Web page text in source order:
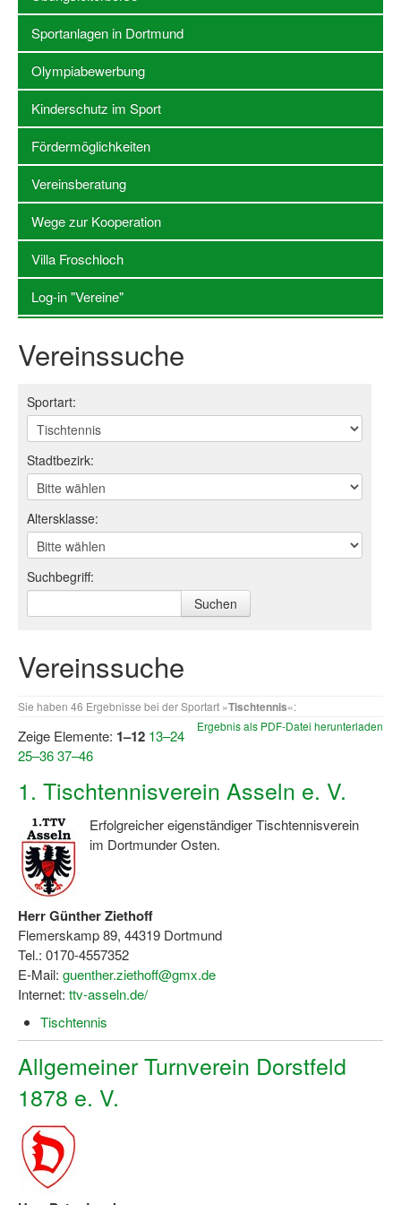
Stellenangebote SSB Dortmund
Vereine
Vereinssuche
Übungsleiterbörse
Sportanlagen in Dortmund
Olympiabewerbung
Fördermöglichkeiten
Vereinsberatung
Wege zur Kooperation
Log-in "Vereine"
Qualifizierung
SSB Qualifizierungen
Übersicht Qualifizierungswege
Qualifizierung im Vereinsmanagement
Fachtag Bildung braucht Bewegung
Anmeldeformular / Anmeldebedingungen
Bezuschussung Qualifizierung für Dortmunder
Projekte
Open Sports Day
Dortmund lernt Schwimmen
Mädchen in Mannschaftssportarten
Bewegungszwerge
Bewegungskindergarten
Mini-Sportabzeichen
Sportgutschein 4.0
SportartCheck
Sport im Ganztag
Sport vor Ort
Integration durch Sport
NRW bewegt seine KINDER!
Sportanlagen in Dortmund
Olympiabewerbung
Kinderschutz im Sport
Fördermöglichkeiten
Vereinsberatung
Wege zur Kooperation
Villa Froschloch
Log-in "Vereine"
Vereinssuche
Sportart:
Stadtbezirk:
Altersklasse:
Suchbegriff:
Vereinssuche
Sie haben 46 Ergebnisse bei der Sportart »Tischtennis«:
Ergebnis als PDF-Datei herunterladen
Zeige Elemente: 1–12 13–24
25–3637–46
1. Tischtennisverein Asseln e. V.
Erfolgreicher eigenständiger Tischtennisverein
im Dortmunder Osten.
Herr Günther Ziethoff
Flemerskamp 89, 44319 Dortmund
Tel.: 0170-4557352
E-Mail: guenther.ziethoff@gmx.de
Internet: ttv-asseln.de/
Tischtennis
Allgemeiner Turnverein Dorstfeld
1878 e. V.